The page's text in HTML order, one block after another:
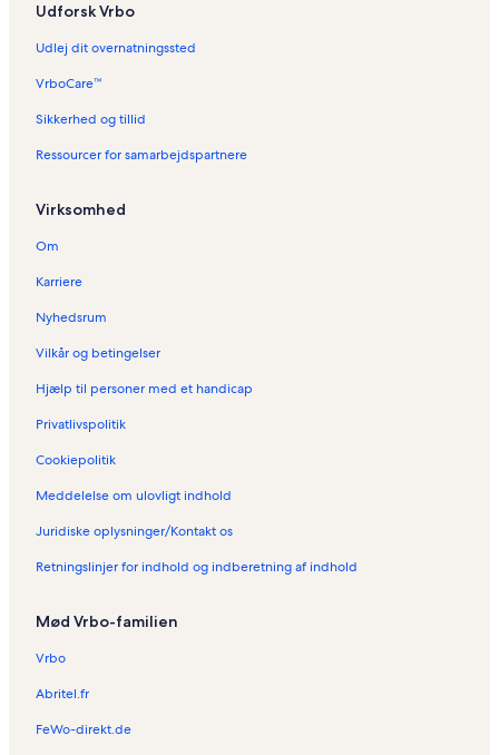
Udforsk Vrbo
Udlej dit overnatningssted
VrboCare™
Sikkerhed og tillid
Ressourcer for samarbejdspartnere
Virksomhed
Om
Karriere
Nyhedsrum
Vilkår og betingelser
Hjælp til personer med et handicap
Privatlivspolitik
Cookiepolitik
Meddelelse om ulovligt indhold
Juridiske oplysninger/Kontakt os
Retningslinjer for indhold og indberetning af indhold
Mød Vrbo-familien
Vrbo
Abritel.fr
FeWo-direkt.de